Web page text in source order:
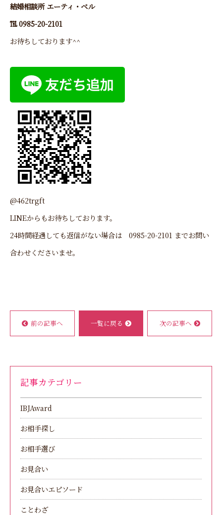
結婚相談所 エーティ・ベル
℡ 0985-20-2101
お待ちしております^^
@462trgft
LINEからもお待ちしております。
24時間経過しても返信がない場合は 0985-20-2101 までお問い
合わせくださいませ。
前の記事へ 一覧に戻る 次の記事へ
記事カテゴリー
IBJAward
お相手探し
お相手選び
お見合い
お見合いエピソード
ことわざ